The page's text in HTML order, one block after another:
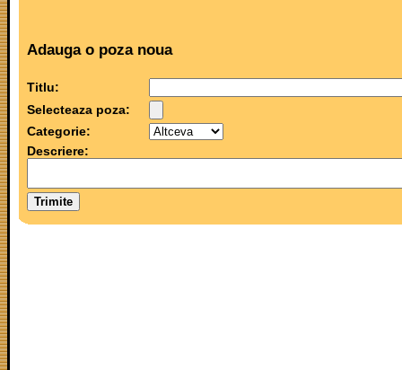
Adauga o poza noua
Titlu:
Selecteaza poza:
Categorie:
Descriere: